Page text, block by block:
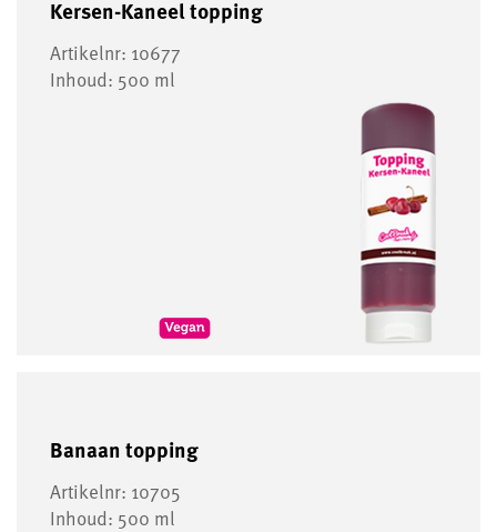
Kersen-Kaneel topping
Artikelnr: 10677
Inhoud: 500 ml
Banaan topping
Artikelnr: 10705
Inhoud: 500 ml